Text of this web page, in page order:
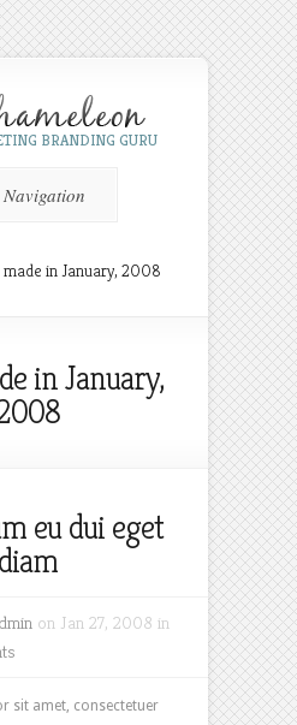
BRANDING GURU
Navigation
made in January, 2008
in January,
eu dui eget
diam
on Jan 27, 2008 in
sit amet, consectetuer